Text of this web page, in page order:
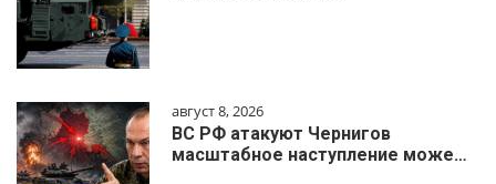
август 8, 2026
ВС РФ атакуют Чернигов
масштабное наступление може…